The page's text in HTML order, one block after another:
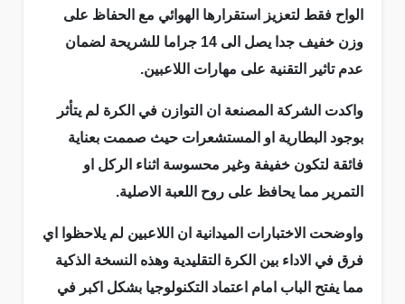
الواح فقط لتعزيز استقرارها الهوائي مع الحفاظ على
وزن خفيف جدا يصل الى 14 جراما للشريحة لضمان
عدم تاثير التقنية على مهارات اللاعبين.
واكدت الشركة المصنعة ان التوازن في الكرة لم يتأثر
بوجود البطارية او المستشعرات حيث صممت بعناية
فائقة لتكون خفيفة وغير محسوسة اثناء الركل او
التمرير مما يحافظ على روح اللعبة الاصلية.
واوضحت الاختبارات الميدانية ان اللاعبين لم يلاحظوا اي
فرق في الاداء بين الكرة التقليدية وهذه النسخة الذكية
مما يفتح الباب امام اعتماد التكنولوجيا بشكل اكبر في